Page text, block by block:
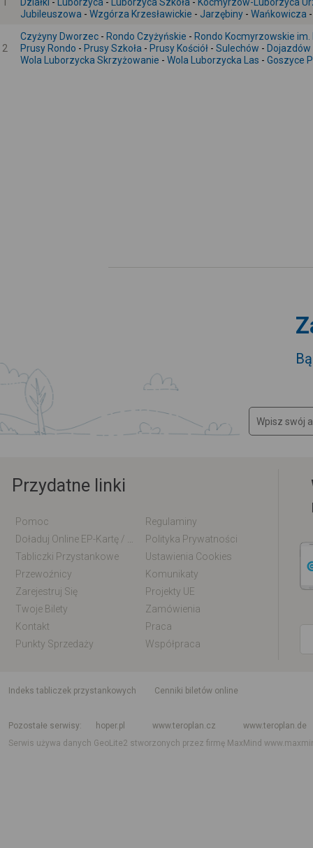
Jubileuszowa - Wzgórza Krzesławickie - Jarzębiny - Wańkowicza
2
Czyżyny Dworzec - Rondo Czyżyńskie - Rondo Kocmyrzowskie
Prusy Rondo - Prusy Szkoła - Prusy Kościół - Sulechów - Dojazdów
Wola Luborzycka Skrzyżowanie - Wola Luborzycka Las - Goszyce
Przydatne linki
Pomoc
Regulaminy
Polityka Prywatności
Tabliczki Przystankowe
Ustawienia Cookies
Przewoźnicy
Komunikaty
Zarejestruj Się
Projekty UE
Twoje Bilety
Zamówienia
Kontakt
Praca
Punkty Sprzedaży
Współpraca
indeks tabliczek przystankowych
Cenniki biletów online
Pozostałe serwisy
hoper.pl www.teroplan.cz
www.teroplan.de
Serwis używa danych GeoLite2 stworzonych przez firmę MaxMind